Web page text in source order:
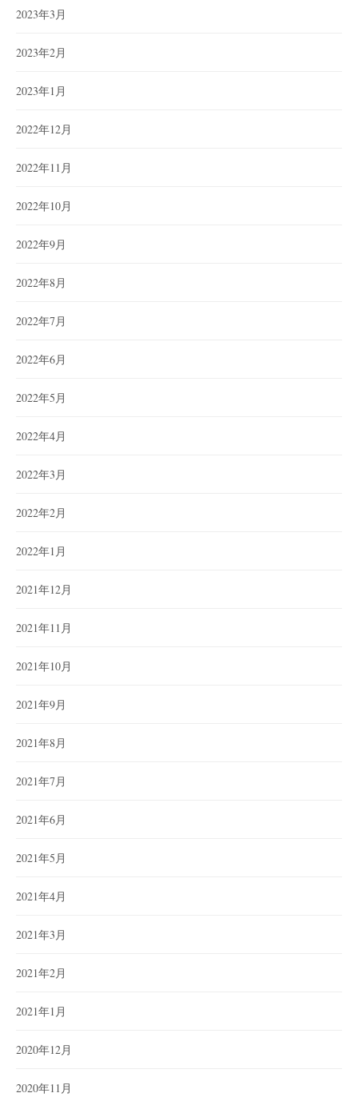
2023年3月
2023年2月
2023年1月
2022年12月
2022年11月
2022年10月
2022年9月
2022年8月
2022年7月
2022年6月
2022年5月
2022年4月
2022年3月
2022年2月
2022年1月
2021年12月
2021年11月
2021年10月
2021年9月
2021年8月
2021年7月
2021年6月
2021年5月
2021年4月
2021年3月
2021年2月
2021年1月
2020年12月
2020年11月